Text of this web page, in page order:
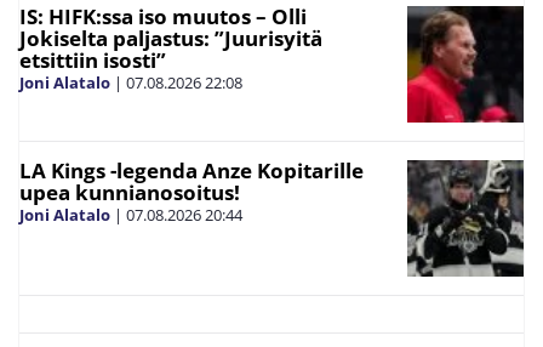
IS: HIFK:ssa iso muutos – Olli
Jokiselta paljastus: ”Juurisyitä
etsittiin isosti”
Joni Alatalo | 07.08.202622:08
LA Kings -legenda Anze Kopitarille
upea kunnianosoitus!
Joni Alatalo | 07.08.202620:44